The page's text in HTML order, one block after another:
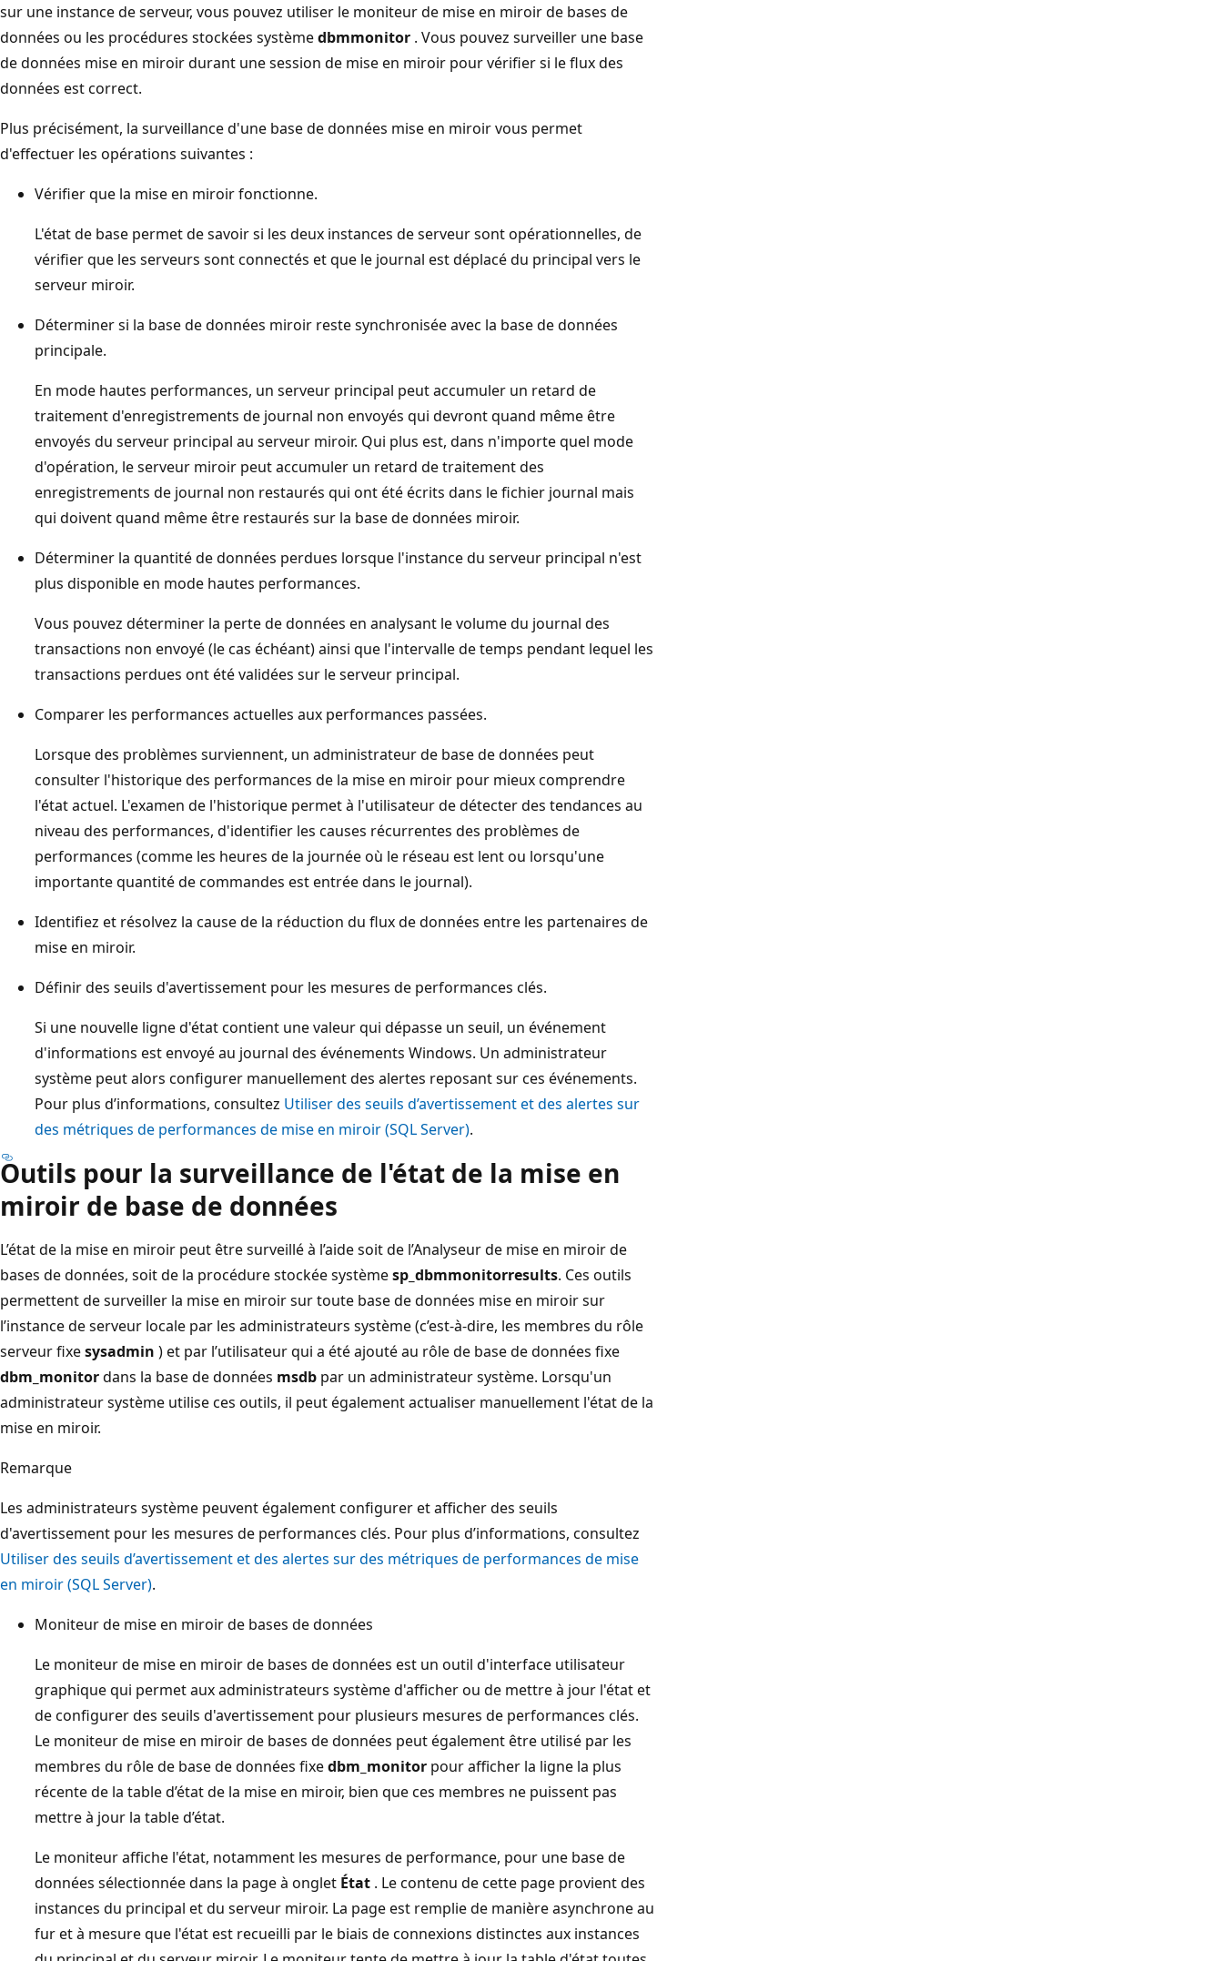
sur une instance de serveur, vous pouvez utiliser le moniteur de mise en miroir de bases de
données ou les procédures stockées systèmedbmmonitor . Vous pouvez surveiller une base
de données mise en miroir durant une session de mise en miroir pour vérifier si le flux des
données est correct.
Plus précisément, la surveillance d'une base de données mise en miroir vous permet
d'effectuer les opérations suivantes :
Vérifier que la mise en miroir fonctionne.
L'état de base permet de savoir si les deux instances de serveur sont opérationnelles, de
vérifier que les serveurs sont connectés et que le journal est déplacé du principal vers le
serveur miroir.
Déterminer si la base de données miroir reste synchronisée avec la base de données
principale.
En mode hautes performances, un serveur principal peut accumuler un retard de
traitement d'enregistrements de journal non envoyés qui devront quand même être
envoyés du serveur principal au serveur miroir. Qui plus est, dans n'importe quel mode
d'opération, le serveur miroir peut accumuler un retard de traitement des
enregistrements de journal non restaurés qui ont été écrits dans le fichier journal mais
qui doivent quand même être restaurés sur la base de données miroir.
Déterminer la quantité de données perdues lorsque l'instance du serveur principal n'est
plus disponible en mode hautes performances.
Vous pouvez déterminer la perte de données en analysant le volume du journal des
transactions non envoyé (le cas échéant) ainsi que l'intervalle de temps pendant lequel les
transactions perdues ont été validées sur le serveur principal.
Comparer les performances actuelles aux performances passées.
Lorsque des problèmes surviennent, un administrateur de base de données peut
consulter l'historique des performances de la mise en miroir pour mieux comprendre
l'état actuel. L'examen de l'historique permet à l'utilisateur de détecter des tendances au
niveau des performances, d'identifier les causes récurrentes des problèmes de
performances (comme les heures de la journée où le réseau est lent ou lorsqu'une
importante quantité de commandes est entrée dans le journal).
Identifiez et résolvez la cause de la réduction du flux de données entre les partenaires de
mise en miroir.
Définir des seuils d'avertissement pour les mesures de performances clés.
Si une nouvelle ligne d'état contient une valeur qui dépasse un seuil, un événement
d'informations est envoyé au journal des événements Windows. Un administrateur
système peut alors configurer manuellement des alertes reposant sur ces événements.
Pour plus d’informations, consultez Utiliser des seuils d’avertissement et des alertes sur
des métriques de performances de mise en miroir (SQL Server).
Outils pour la surveillance de l'état de la mise en
miroir de base de données
L’état de la mise en miroir peut être surveillé à l’aide soit de l’Analyseur de mise en miroir de
bases de données, soit de la procédure stockée systèmesp_dbmmonitorresults. Ces outils
permettent de surveiller la mise en miroir sur toute base de données mise en miroir sur
l’instance de serveur locale par les administrateurs système (c’est-à-dire, les membres du rôle
serveur fixesysadmin ) et par l’utilisateur qui a été ajouté au rôle de base de données fixe
dbm_monitordans la base de données msdb par un administrateur système. Lorsqu'un
administrateur système utilise ces outils, il peut également actualiser manuellement l'état de la
mise en miroir.
Remarque
Les administrateurs système peuvent également configurer et afficher des seuils
d'avertissement pour les mesures de performances clés. Pour plus d’informations, consultez
Utiliser des seuils d’avertissement et des alertes sur des métriques de performances de mise
en miroir (SQL Server).
Moniteur de mise en miroir de bases de données
Le moniteur de mise en miroir de bases de données est un outil d'interface utilisateur
graphique qui permet aux administrateurs système d'afficher ou de mettre à jour l'état et
de configurer des seuils d'avertissement pour plusieurs mesures de performances clés.
Le moniteur de mise en miroir de bases de données peut également être utilisé par les
membres du rôle de base de données fixedbm_monitor pour afficher la ligne la plus
récente de la table d’état de la mise en miroir, bien que ces membres ne puissent pas
mettre à jour la table d’état.
Le moniteur affiche l'état, notamment les mesures de performance, pour une base de
données sélectionnée dans la page à onglet État . Le contenu de cette page provient des
instances du principal et du serveur miroir. La page est remplie de manière asynchrone au
fur et à mesure que l'état est recueilli par le biais de connexions distinctes aux instances